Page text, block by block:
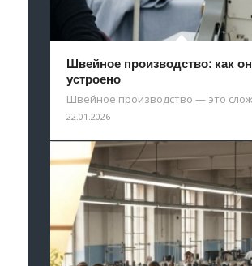
Швейное производство: как
устроено
Швейное производство — это
22.01.2026